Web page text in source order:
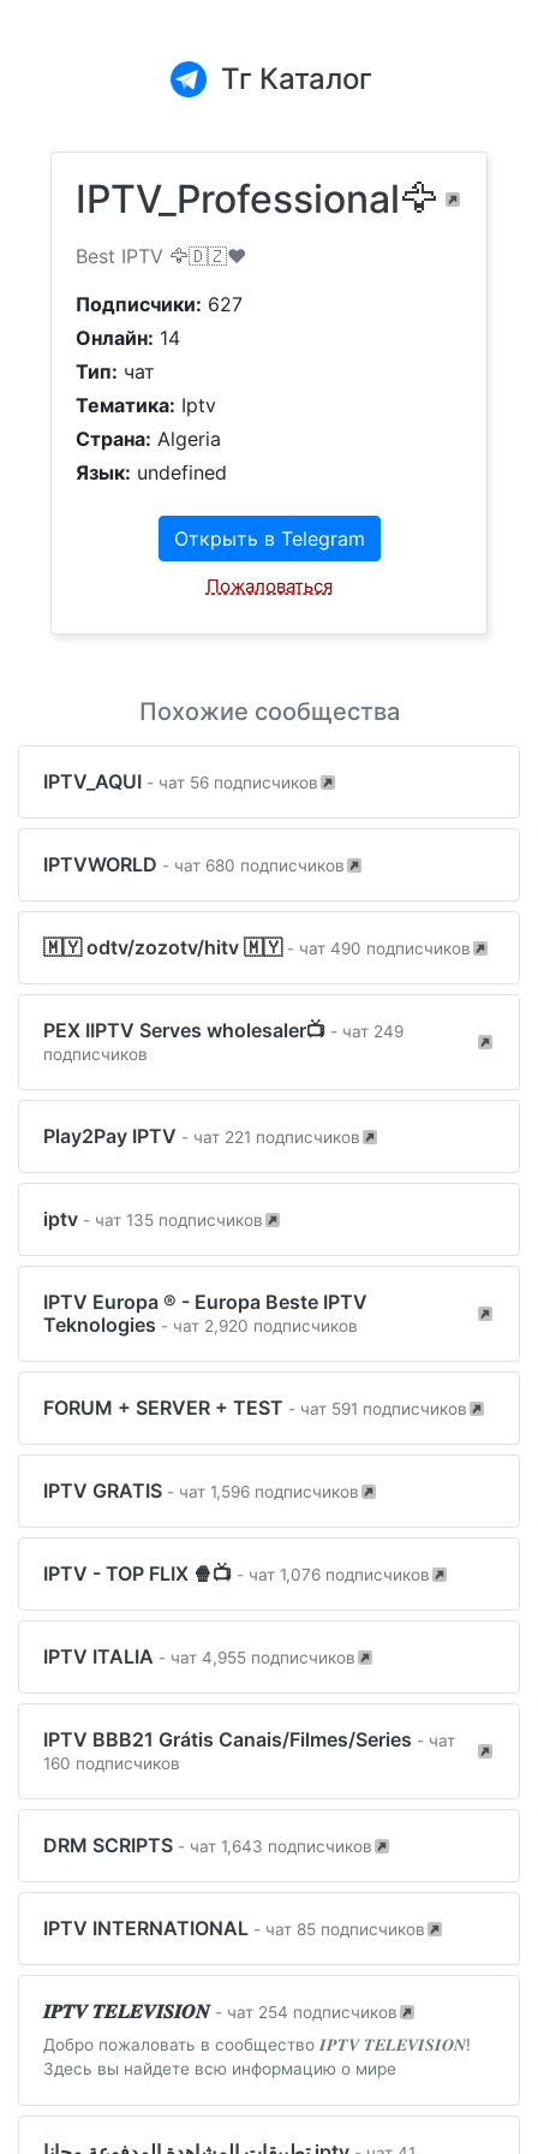
Тг Каталог
IPTV_Professional🦅
Best IPTV 🦅🇩🇿❤️
Подписчики: 627
Онлайн: 14
Тип: чат
Тематика: Iptv
Страна: Algeria
Язык: undefined
Открыть в Telegram
Пожаловаться
Похожие сообщества
IPTV_AQUI - чат 56 подписчиков
IPTVWORLD - чат 680 подписчиков
🇲🇾 odtv/zozotv/hitv 🇲🇾 - чат 490 подписчиков
PEX IIPTV Serves wholesaler📺 - чат 249
подписчиков
Play2Pay IPTV - чат 221 подписчиков
iptv - чат 135 подписчиков
IPTV Europa ® - Europa Beste IPTV
Teknologies - чат 2,920 подписчиков
FORUM + SERVER + TEST - чат 591 подписчиков
IPTV GRATIS - чат 1,596 подписчиков
IPTV - TOP FLIX 🍿📺 - чат 1,076 подписчиков
IPTV ITALIA - чат 4,955 подписчиков
IPTV BBB21 Grátis Canais/Filmes/Series - чат
160 подписчиков
DRM SCRIPTS - чат 1,643 подписчиков
IPTV INTERNATIONAL - чат 85 подписчиков
𝑰𝑷𝑻𝑽 𝑻𝑬𝑳𝑬𝑽𝑰𝑺𝑰𝑶𝑵 - чат 254 подписчиков
Добро пожаловать в сообщество 𝑰𝑷𝑻𝑽 𝑻𝑬𝑳𝑬𝑽𝑰𝑺𝑰𝑶𝑵!
Здесь вы найдете всю информацию о мире